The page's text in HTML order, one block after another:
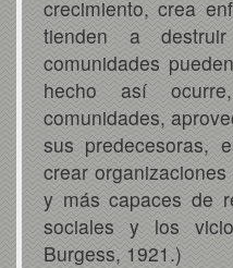
crecimiento, crea
tienden a
comunidades
hecho así
comunidades,
sus predecesoras,
crear
y más capaces de
sociales y los
Burgess, 1921.)